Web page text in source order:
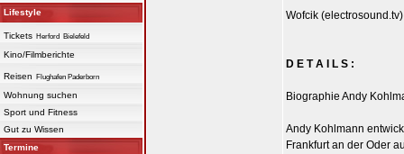
Lifestyle
Tickets Herford Bielefeld
Kino/Filmberichte
Reisen Flughafen Paderborn
Wohnung suchen
Sport und Fitness
Gut zu Wissen
Termine
Wofcik (electrosound.tv)
D E T A I L S :
Biographie Andy
Andy Kohlmann
Frankfurt an der Oder